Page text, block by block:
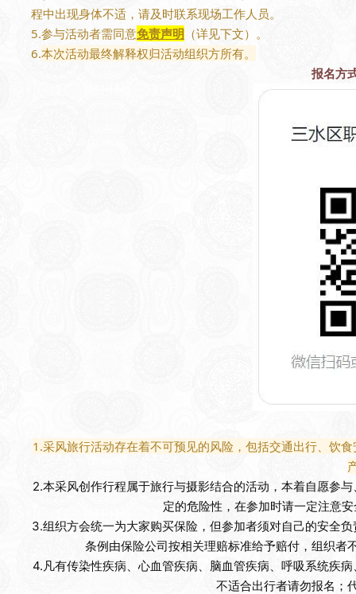
程中出现身体不适，请及时联系现场工作人员。
5.参与活动者需同意免责声明 （详见下文）。
6.本次活动最终解释权归活动组织方所有。
报名方
1.采风旅行活动存在着不可预见的风险，包括交通出行、饮
2.本采风创作行程属于旅行与摄影结合的活动，本着自愿参
定的危险性，在参加时请一定注意
3.组织方会统一为大家购买保险， 但参加者须对自己的安全负
条例由保险公司按相关理赔标准给予赔付，组织
4.凡有传染性疾病、心血管疾病、脑血管疾病、呼吸系统疾
不适合出行者请勿报名；